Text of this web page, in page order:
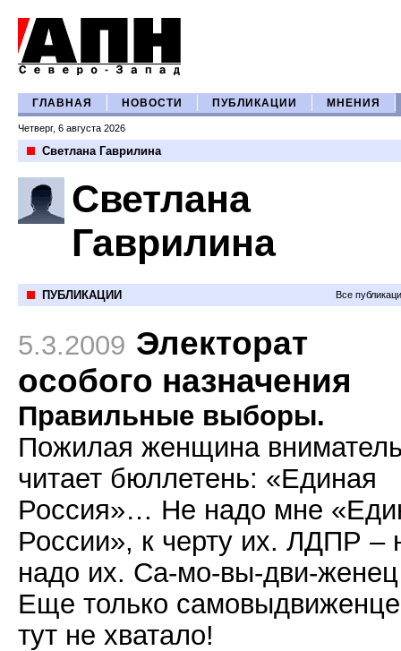
ГЛАВНАЯ НОВОСТИ ПУБЛИКАЦИИ МНЕНИЯ
Четверг, 6 августа 2026
Светлана Гаврилина
Светлана
Гаврилина
ПУБЛИКАЦИИ Все
5.3.2009 Электорат
особого назначения
Правильные выборы.
Пожилая женщина
читает бюллетень: «Единая
Россия»… Не надо мне
России», к черту их. ЛДПР –
надо их. Са-мо-вы-дви-
Еще только
тут не хватало!